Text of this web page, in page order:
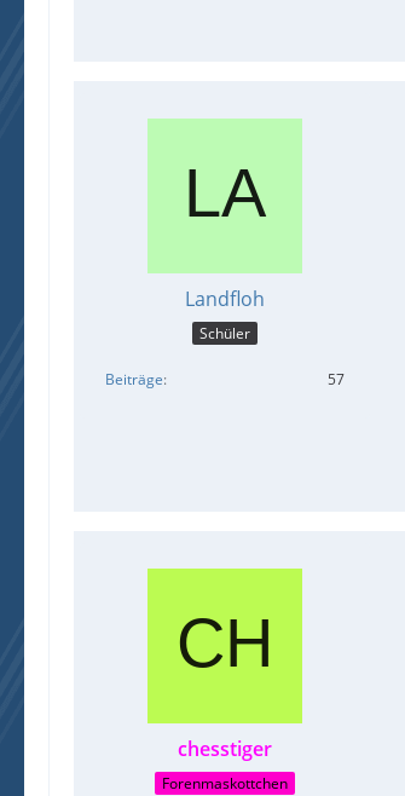
Landfloh
Schüler
Beiträge 57
chesstiger
Forenmaskottchen